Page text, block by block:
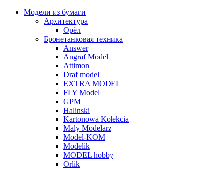
Модели из бумаги
Архитектура
Орёл
Бронетанковая техника
Answer
Angraf Model
Attimon
Draf model
EXTRA MODEL
FLY Model
GPM
Halinski
Kartonowa Kolekcia
Maly Modelarz
Model-KOM
Modelik
MODEL hobby
Orlik